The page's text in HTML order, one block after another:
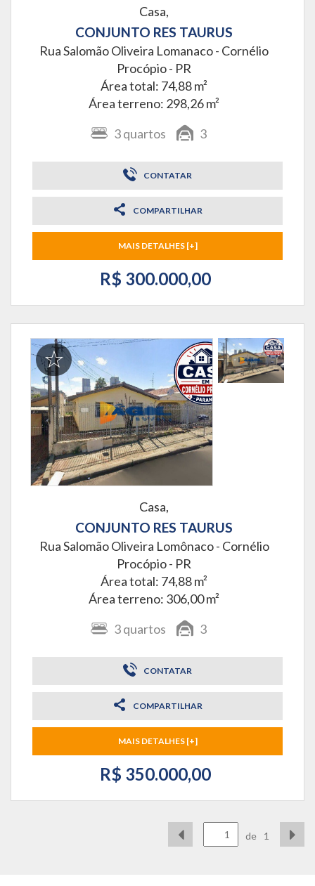
Casa,
CONJUNTO RES TAURUS
Rua Salomão Oliveira Lomanaco - Cornélio
Procópio - PR
Área total: 74,88 m²
Área terreno: 298,26 m²
3quartos 3
CONTATAR
COMPARTILHAR
MAIS DETALHES [+]
R$ 300.000,00
Casa,
CONJUNTO RES TAURUS
Rua Salomão Oliveira Lomônaco - Cornélio
Procópio - PR
Área total: 74,88 m²
Área terreno: 306,00 m²
3quartos 3
CONTATAR
COMPARTILHAR
MAIS DETALHES [+]
R$ 350.000,00
de 1